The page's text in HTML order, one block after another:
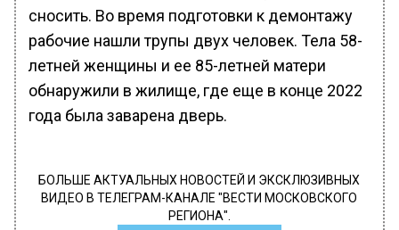
сносить. Во время подготовки к демонтажу
рабочие нашли трупы двух человек. Тела 58-
летней женщины и ее 85-летней матери
обнаружили в жилище, где еще в конце 2022
года была заварена дверь.
БОЛЬШЕ АКТУАЛЬНЫХ НОВОСТЕЙ И ЭКСКЛЮЗИВНЫХ
ВИДЕО В ТЕЛЕГРАМ-КАНАЛЕ "ВЕСТИ МОСКОВСКОГО
РЕГИОНА".